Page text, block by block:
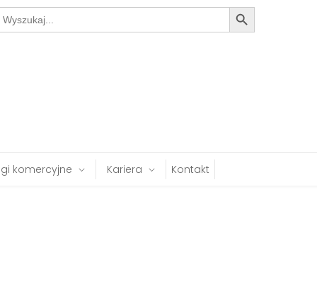
for:
Search Button
komercyjne Kariera Kontakt